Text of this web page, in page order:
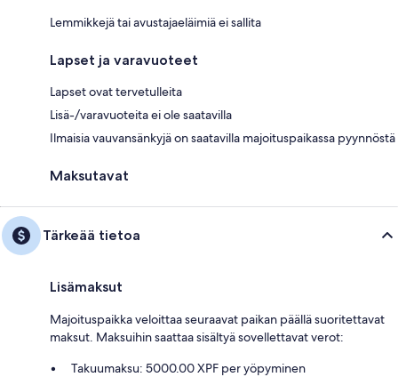
Lemmikkejä tai avustajaeläimiä ei sallita
Lapset ja varavuoteet
Lapset ovat tervetulleita
Lisä-/varavuoteita ei ole saatavilla
Ilmaisia vauvansänkyjä on saatavilla majoituspaikassa pyynnöstä
Maksutavat
Tärkeää tietoa
Lisämaksut
Majoituspaikka veloittaa seuraavat paikan päällä suoritettavat
maksut. Maksuihin saattaa sisältyä sovellettavat verot:
Takuumaksu: 5000.00 XPF per yöpyminen